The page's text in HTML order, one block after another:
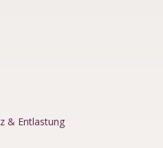
& Entlastung